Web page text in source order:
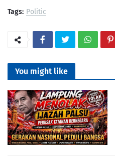
Tags: Politic
You might like